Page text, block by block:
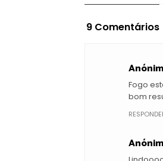
9 Comentários
Fogo
bom